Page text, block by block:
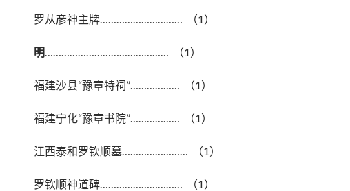
罗从彦神主牌………………………… （1）
明……………………………………… （1）
福建沙县“豫章特祠”……………… （1）
福建宁化“豫章书院”……………… （1）
江西泰和罗钦顺墓…………………… （1）
罗钦顺神道碑………………………… （1）